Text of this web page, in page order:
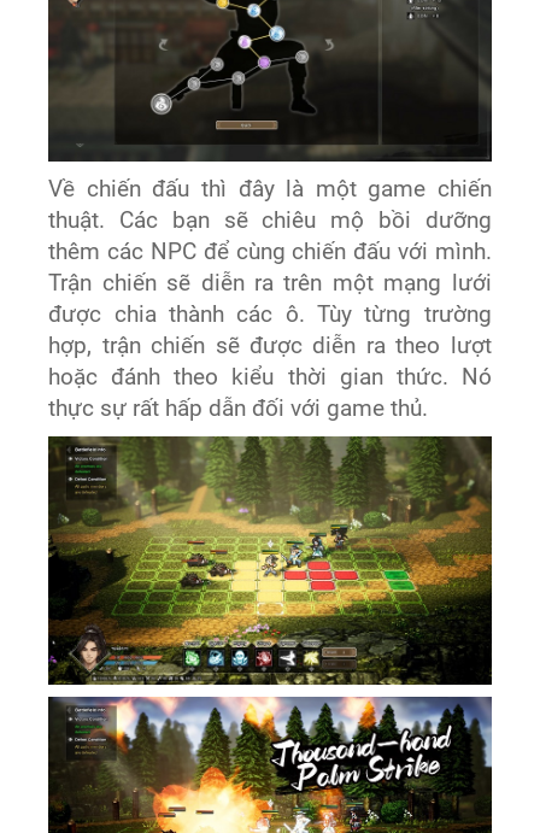
Về chiến đấu thì đây là một game chiến
thuật. Các bạn sẽ chiêu mộ bồi dưỡng
thêm các NPC để cùng chiến đấu với mình.
Trận chiến sẽ diễn ra trên một mạng lưới
được chia thành các ô. Tùy từng trường
hợp, trận chiến sẽ được diễn ra theo lượt
hoặc đánh theo kiểu thời gian thức. Nó
thực sự rất hấp dẫn đối với game thủ.